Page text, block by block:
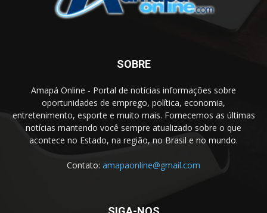
SOBRE
Amapá Online - Portal de notícias informações sobre
oportunidades de emprego, política, economia,
entretenimento, esporte e muito mais. Fornecemos as últimas
notícias mantendo você sempre atualizado sobre o que
acontece no Estado, na região, no Brasil e no mundo.
Contato: amapaonline@gmail.com